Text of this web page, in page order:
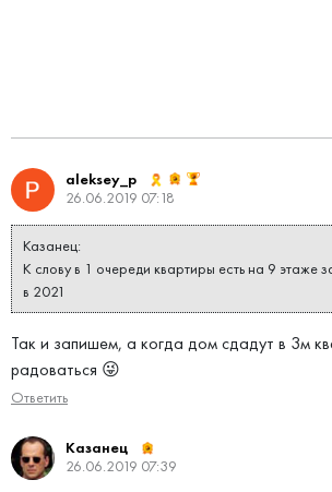
aleksey_p
26.06.2019 07:18
Казанец:
К слову в 1 очереди квартиры есть на 9 этаже
в 2021
Так и запишем, а когда дом сдадут в 3м
радоваться 😜
Ответить
Казанец
26.06.2019 07:39